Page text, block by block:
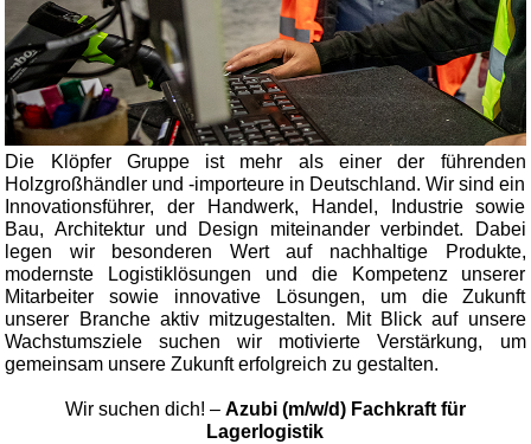
Die Klöpfer Gruppe ist mehr als einer der führenden
Holzgroßhändler und -importeure in Deutschland. Wir sind ein
Innovationsführer, der Handwerk, Handel, Industrie sowie
Bau, Architektur und Design miteinander verbindet. Dabei
legen wir besonderen Wert auf nachhaltige Produkte,
modernste Logistiklösungen und die Kompetenz unserer
Mitarbeiter sowie innovative Lösungen, um die Zukunft
unserer Branche aktiv mitzugestalten. Mit Blick auf unsere
Wachstumsziele suchen wir motivierte Verstärkung, um
gemeinsam unsere Zukunft erfolgreich zu gestalten.
Wir suchen dich! – Azubi (m/w/d) Fachkraft für
Lagerlogistik